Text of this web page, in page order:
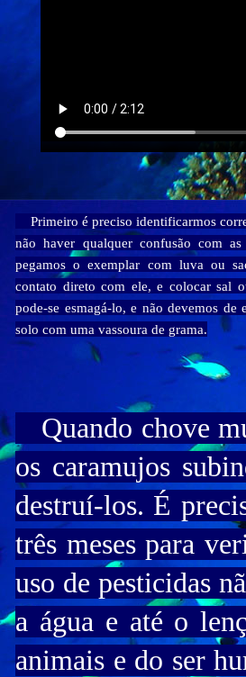
Primeiro é preciso identificarmos
não haver qualquer confusão com as
pegamos o exemplar com luva ou
contato direto com ele, e colocar sal
pode-se esmagá-lo, e não devemos de
solo com uma vassoura de grama.
Quando chove
os caramujos
destruí-los. É
três meses para
uso de pesticidas
a água e até o
animais e do ser